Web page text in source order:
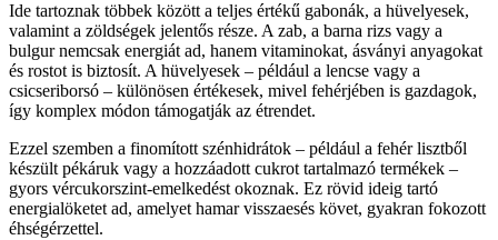
Ide tartoznak többek között a teljes értékű gabonák, a hüvelyesek,
valamint a zöldségek jelentős része. A zab, a barna rizs vagy a
bulgur nemcsak energiát ad, hanem vitaminokat, ásványi anyagokat
és rostot is biztosít. A hüvelyesek – például a lencse vagy a
csicseriborsó – különösen értékesek, mivel fehérjében is gazdagok,
így komplex módon támogatják az étrendet.
Ezzel szemben a finomított szénhidrátok – például a fehér lisztből
készült pékáruk vagy a hozzáadott cukrot tartalmazó termékek –
gyors vércukorszint-emelkedést okoznak. Ez rövid ideig tartó
energialöketet ad, amelyet hamar visszaesés követ, gyakran fokozott
éhségérzettel.